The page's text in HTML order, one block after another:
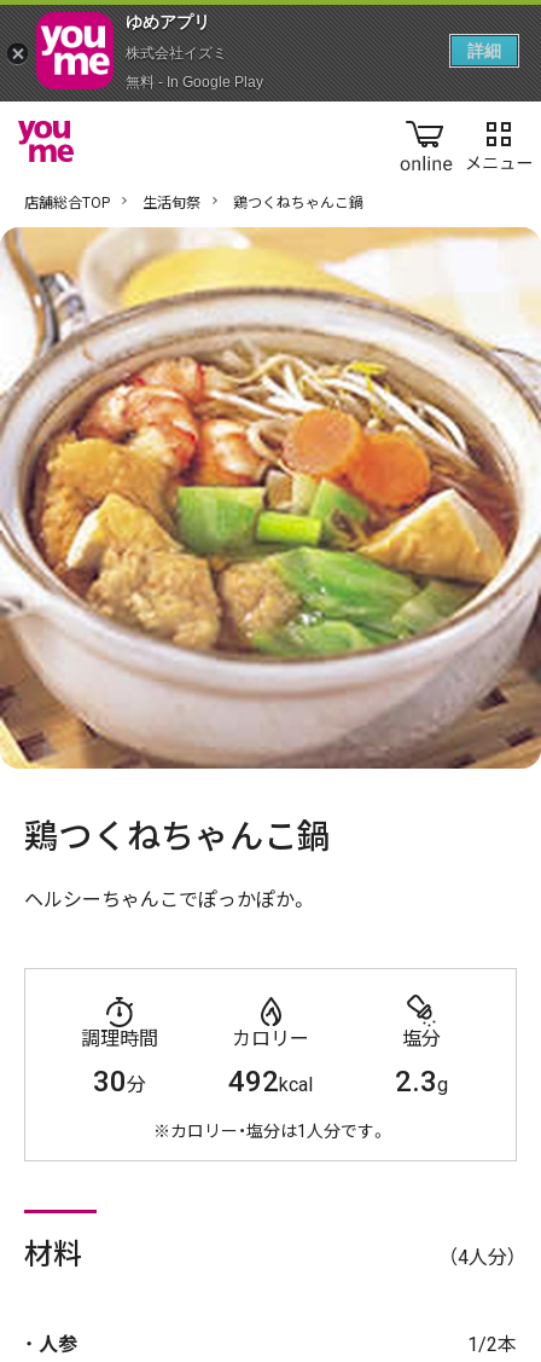
online
店舗総合TOP 生活旬祭 鶏つくねちゃんこ鍋
鶏つくねちゃんこ鍋
ヘルシーちゃんこでぽっかぽか。
調理時間
30分
カロリー
492kcal
塩分
2.3g
※カロリー・塩分は1人分です。
材料 （4人分）
人参
1/2本
ゆめアプ‪リ‬
株式会社イズミ
無料 - In Google Play
詳細